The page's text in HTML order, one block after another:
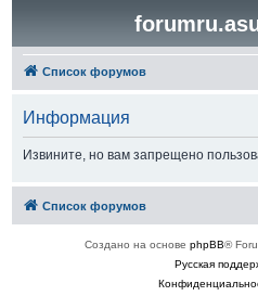
Список форумов
Информация
Извините, но вам запрещено
Список форумов
Создано на основе phpBB®
Русская